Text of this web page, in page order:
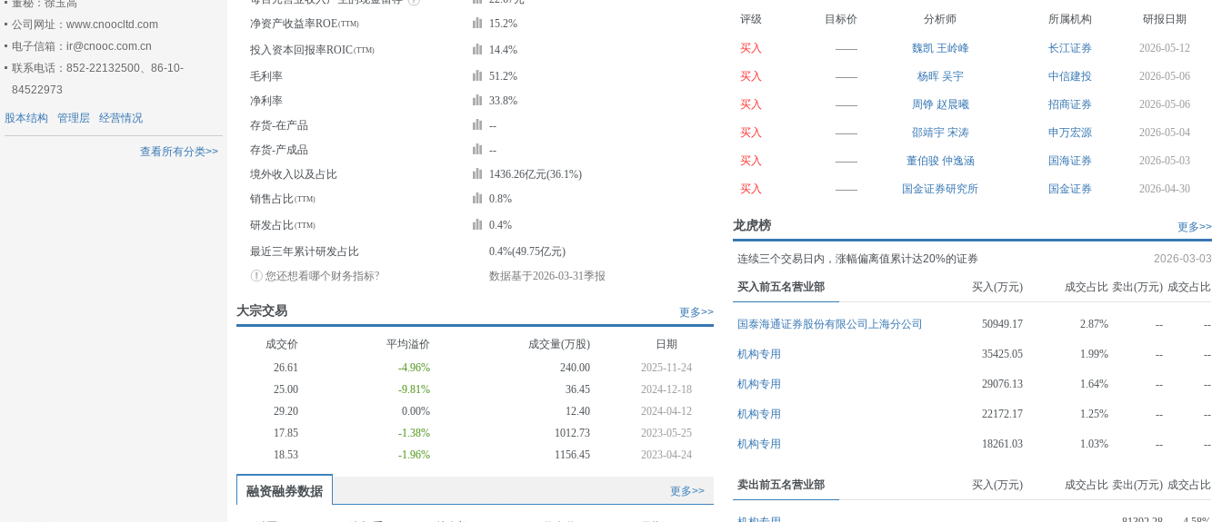
董秘：徐玉高
公司网址：www.cnoocltd.com
电子信箱：ir@cnooc.com.cn
联系电话：852-22132500、86-10-
84522973
股本结构 管理层 经营情况
查看所有分类>>
净资产收益率ROE
15.2%
投入资本回报率ROIC 14.4%
毛利率
51.2%
净利率
33.8%
存货-在产品
--
存货-产成品
--
境外收入以及占比
1436.26亿元(36.1%)
销售占比
0.8%
研发占比 0.4%
最近三年累计研发占比
0.4%(49.75亿元)
您还想看哪个财务指标?
数据基于2026-03-31季报
更多>>
大宗交易
成交价 平均溢价 成交量(万股)
日期
26.61
-4.96% 240.00
2025-11-24
25.00
-9.81% 36.45
2024-12-18
29.20
0.00% 12.40
2024-04-12
17.85
-1.38% 1012.73
2023-05-25
18.53
-1.96% 1156.45 2023-04-24
融资融券数据 更多>>
评级 目标价 分析师 所属机构 研报日期
买入 —— 魏凯 王岭峰 长江证券 2026-05-12
买入 —— 杨晖 吴宇 中信建投 2026-05-06
买入 —— 周铮 赵晨曦 招商证券 2026-05-06
买入 —— 邵靖宇 宋涛 申万宏源 2026-05-04
买入 —— 董伯骏 仲逸涵 国海证券 2026-05-03
买入 —— 国金证券研究所 国金证券 2026-04-30
更多>>
龙虎榜
连续三个交易日内，涨幅偏离值累计达20%的证券 2026-03-03
买入前五名营业部 买入(万元) 成交占比 卖出(万元) 成交占比
国泰海通证券股份有限公司上海分公司 50949.17 2.87% -- --
机构专用 35425.05 1.99% -- --
机构专用 29076.13 1.64% -- --
机构专用 22172.17 1.25% -- --
机构专用 18261.03 1.03% -- --
卖出前五名营业部 买入(万元) 成交占比 卖出(万元) 成交占比